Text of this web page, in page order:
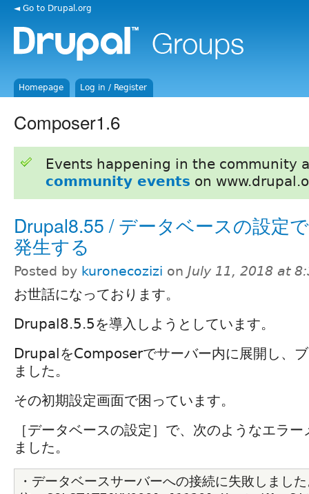
◄ Go to Drupal.org
Homepage Log in / Register
Composer1.6
Events happening in the community
community events on
Drupal8.55 / データベースの設定
発生する
Posted by kuronecozizi on July 11, 2018 at
お世話になっております。
Drupal8.5.5を導入しようとしています。
DrupalをComposerでサーバー内に展開し、
ました。
その初期設定画面で困っています。
［データベースの設定］で、次のようなエラ
ました。
・データベースサーバーへの接続に失敗しまし